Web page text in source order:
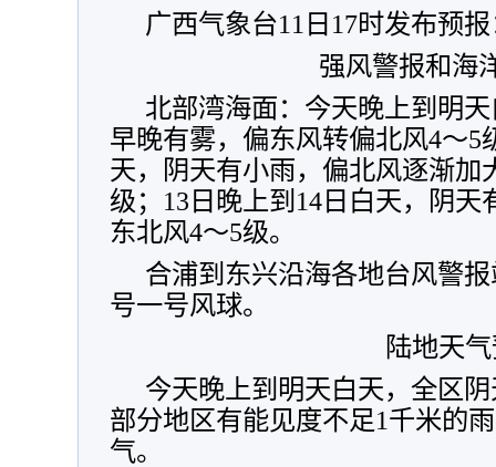
广西气象台11日17时发布预
强风警报和海
北部湾海面：今天晚上到明
早晚有雾，偏东风转偏北风4～5
天，阴天有小雨，偏北风逐渐加
级；13日晚上到14日白天，阴
东北风4～5级。
合浦到东兴沿海各地台风警
号一号风球。
陆地天
今天晚上到明天白天，全区
部分地区有能见度不足1千米的
气。